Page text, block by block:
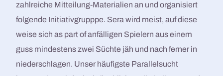
zahlreiche Mitteilung-Materialien an und organisiert
folgende Initiativgrupppe. Sera wird meist, auf diese
weise sich as part of anfälligen Spielern aus einem
guss mindestens zwei Süchte jäh und nach ferner in
niederschlagen. Unser häufigste Parallelsucht